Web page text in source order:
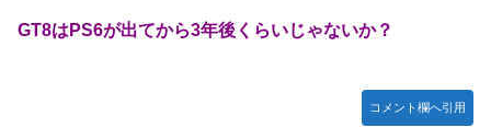
GT8はPS6が出てから3年後くらいじゃないか？
コメント欄へ引用